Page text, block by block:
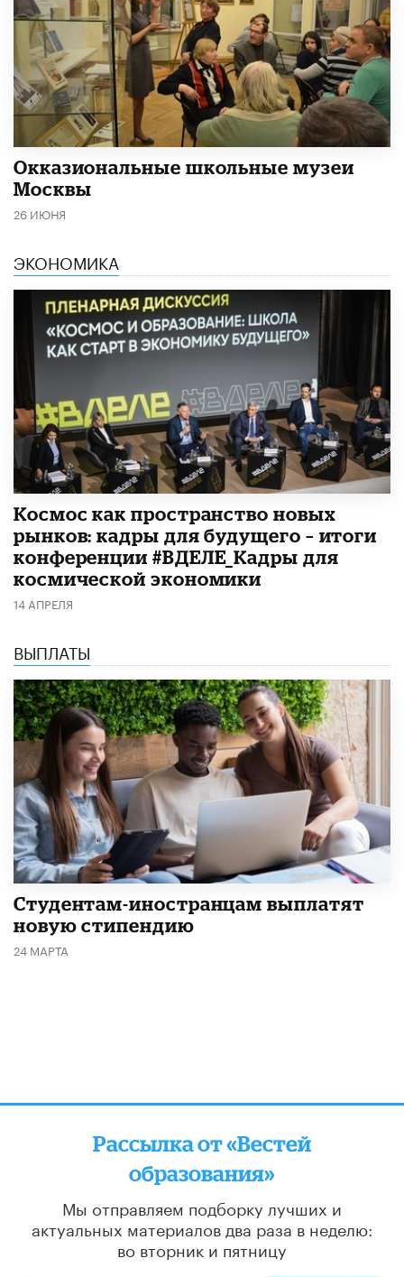
​Окказиональные школьные музеи
Москвы
26 ИЮНЯ
ЭКОНОМИКА
Космос как пространство новых
рынков: кадры для будущего – итоги
конференции #ВДЕЛЕ_Кадры для
космической экономики
14 АПРЕЛЯ
ВЫПЛАТЫ
Студентам-иностранцам выплатят
новую стипендию
24 МАРТА
Рассылка от «Вестей
образования»
Мы отправляем подборку лучших и
актуальных материалов два раза в неделю:
во вторник и пятницу